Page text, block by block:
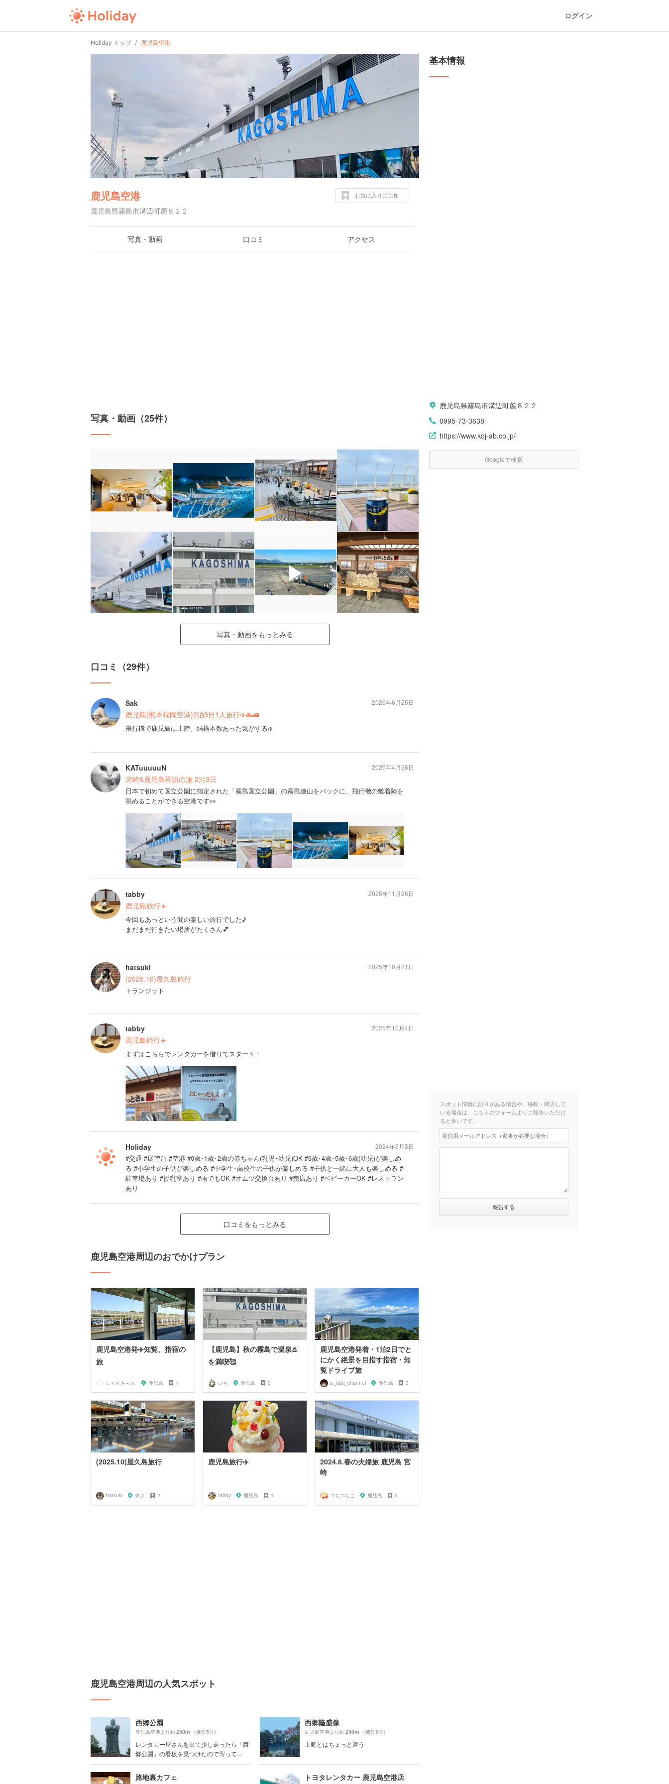
ログイン
Holiday トップ 鹿児島空港
鹿児島空港
鹿児島県霧島市溝辺町麓８２２
お気に入りに追加
写真・動画 口コミ アクセス
写真・動画（25件）
▶
写真・動画をもっとみる
口コミ（29件）
Sak
鹿児島(熊本福岡空港)2泊3日1人旅行✈️🚘🚄
飛行機で鹿児島に上陸。結構本数あった気がする✈️
2026年6月25日
KATuuuuuN
宮崎&鹿児島再訪の旅 2泊3日
日本で初めて国立公園に指定された「霧島国立公園」の霧島連山をバックに、飛行機の離着陸を
眺めることができる空港です👀
2026年4月26日
tabby
鹿児島旅行✈️
今回もあっという間の楽しい旅行でした♪
まだまだ行きたい場所がたくさん💕
2025年11月26日
hatsuki
(2025.10)屋久島旅行
トランジット
2025年10月21日
tabby
鹿児島旅行✈️
まずはこちらでレンタカーを借りてスタート！
2025年10月4日
Holiday
#交通 #展望台 #空港 #0歳･1歳･2歳の赤ちゃん(乳児･幼児)OK #3歳･4歳･5歳･6歳(幼児)が楽しめ
る #小学生の子供が楽しめる #中学生･高校生の子供が楽しめる #子供と一緒に大人も楽しめる #
駐車場あり #授乳室あり #雨でもOK #オムツ交換台あり #売店あり #ベビーカーOK #レストラン
あり
2024年6月3日
口コミをもっとみる
鹿児島空港周辺のおでかけプラン
鹿児島空港発✈️知覧、指宿の
旅
にゃんちゃん 鹿児島 1
【鹿児島】秋の霧島で温泉♨️
を満喫🥰
いち 鹿児島 0
鹿児島空港発着・1泊2日でと
にかく絶景を目指す指宿・知
覧ドライブ旅
a_tabi_channel 鹿児島 3
(2025.10)屋久島旅行
hatsuki 東京 2
鹿児島旅行✈️
tabby 鹿児島 1
2024.6.春の夫婦旅 鹿児島 宮
崎
つちつちこ 鹿児島 2
鹿児島空港周辺の人気スポット
西郷公園
鹿児島空港より約250m （徒歩5分）
レンタカー屋さんを出て少し走ったら「西
郷公園」の看板を見つけたので寄って...
西郷隆盛像
鹿児島空港より約250m （徒歩5分）
上野とはちょっと違う
路地裏カフェ トヨタレンタカー 鹿児島空港店
基本情報
鹿児島県霧島市溝辺町麓８２２
0995-73-3638
https://www.koj-ab.co.jp/
Googleで検索
スポット情報に誤りがある場合や、移転・閉店して
いる場合は、こちらのフォームよりご報告いただけ
ると幸いです。